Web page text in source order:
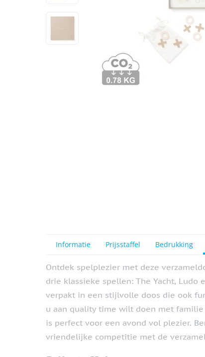
View larger image
Informatie Prijsstaffel Bedrukking
Ontdek spelplezier met deze
drie klassieke spellen: The Yacht, Ludo
verpakt in een stijlvolle doos die ook
u aan quality time wilt doen met
is perfect voor een avond vol plezier.
vriendelijke competitie met de